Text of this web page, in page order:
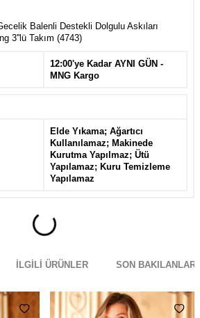
Balenli Destekli Dolgulu Askıları
3''lü Takım (4743)
12:00'ye Kadar AYNI GÜN -
MNG Kargo
Elde Yıkama; Ağartıcı
Kullanılamaz; Makinede
Kurutma Yapılmaz; Ütü
Yapılamaz; Kuru Temizleme
Yapılamaz
İLGILI ÜRÜNLER SON BAKILANLAR